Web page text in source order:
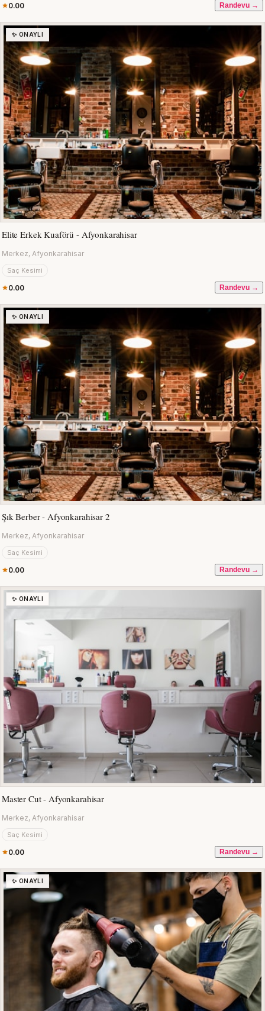
0.00 Randevu →
✨ ONAYLI
Elite Erkek Kuaförü - Afyonkarahisar
Merkez, Afyonkarahisar
Saç Kesimi
0.00 Randevu →
✨ ONAYLI
Şık Berber - Afyonkarahisar 2
Merkez, Afyonkarahisar
Saç Kesimi
0.00 Randevu →
✨ ONAYLI
Master Cut - Afyonkarahisar
Merkez, Afyonkarahisar
Saç Kesimi
0.00 Randevu →
✨ ONAYLI